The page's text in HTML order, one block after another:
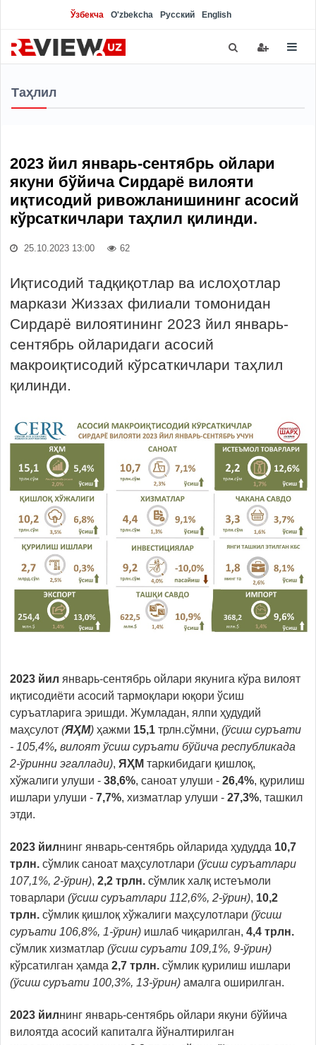
Ўзбекча O'zbekcha Русский English
Таҳлил
2023 йил январь-сентябрь ойлари
якуни бўйича Сирдарё вилояти
иқтисодий ривожланишининг асосий
кўрсаткичлари таҳлил қилинди.
25.10.2023 13:00 62
Иқтисодий тадқиқотлар ва ислоҳотлар
маркази Жиззах филиали томонидан
Сирдарё вилоятининг 2023 йил январь-
сентябрь ойларидаги асосий
макроиқтисодий кўрсаткичлари таҳлил
қилинди.
2023 йил январь-сентябрь ойлари якунига кўра вилоят
иқтисодиёти асосий тармоқлари юқори ўсиш
суръатларига эришди. Жумладан, ялпи ҳудудий
маҳсулот (ЯҲМ) ҳажми 15,1 трлн.сўмни, (ўсиш суръати
- 105,4%, вилоят ўсиш суръати бўйича республикада
2-ўринни эгаллади), ЯҲМ таркибидаги қишлоқ,
хўжалиги улуши - 38,6%, саноат улуши - 26,4%, қурилиш
ишлари улуши - 7,7%, хизматлар улуши - 27,3%, ташкил
этди.
2023 йилнинг январь-сентябрь ойларида ҳудудда 10,7
трлн. сўмлик саноат маҳсулотлари (ўсиш суръатлари
107,1%, 2-ўрин), 2,2 трлн. сўмлик халқ истеъмоли
товарлари (ўсиш суръатлари 112,6%, 2-ўрин), 10,2
трлн. сўмлик қишлоқ хўжалиги маҳсулотлари (ўсиш
суръати 106,8%, 1-ўрин) ишлаб чиқарилган, 4,4 трлн.
сўмлик хизматлар (ўсиш суръати 109,1%, 9-ўрин)
кўрсатилган ҳамда 2,7 трлн. сўмлик қурилиш ишлари
(ўсиш суръати 100,3%, 13-ўрин) амалга оширилган.
2023 йилнинг январь-сентябрь ойлари якуни бўйича
вилоятда асосий капиталга йўналтирилган